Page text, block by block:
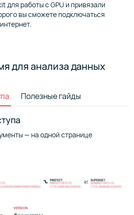
для работы с GPU и привязали
вы сможете подключаться
для анализа данных
Полезные гайды
— на одной странице